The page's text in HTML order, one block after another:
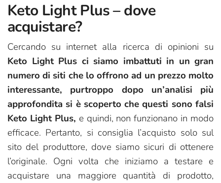
Keto Light Plus – dove
acquistare?
Cercando su internet alla ricerca di opinioni su
Keto Light Plus ci siamo imbattuti in un gran
numero di siti che lo offrono ad un prezzo molto
interessante, purtroppo dopo un’analisi più
approfondita si è scoperto che questi sono falsi
Keto Light Plus, e quindi, non funzionano in modo
efficace. Pertanto, si consiglia l’acquisto solo sul
sito del produttore, dove siamo sicuri di ottenere
l’originale. Ogni volta che iniziamo a testare e
acquistare una maggiore quantità di prodotto,